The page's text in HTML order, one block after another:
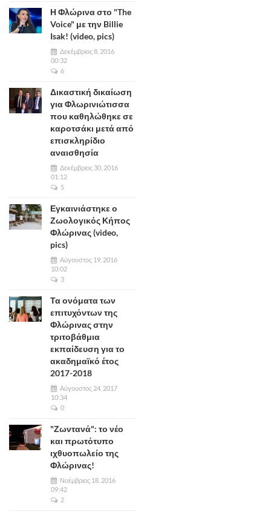
Η Φλώρινα στο "The
Voice" με την Billie
Isak! (video, pics)
Δεκέμβριος 8, 2016
00:32
6
Δικαστική δικαίωση
για Φλωρινιώτισσα
που καθηλώθηκε σε
καροτσάκι μετά από
επισκληρίδιο
αναισθησία
Δεκέμβριος 30, 2016
01:12
5
Εγκαινιάστηκε ο
Ζωολογικός Κήπος
Φλώρινας (video,
pics)
Αύγουστος 19, 2016
10:02
3
Τα ονόματα των
επιτυχόντων της
Φλώρινας στην
τριτοβάθμια
εκπαίδευση για το
ακαδημαϊκό έτος
2017-2018
Αύγουστος 24, 2017
10:34
0
"Ζωντανά": το νέο
και πρωτότυπο
ιχθυοπωλείο της
Φλώρινας!
Νοέμβριος 18, 2016
09:42
2